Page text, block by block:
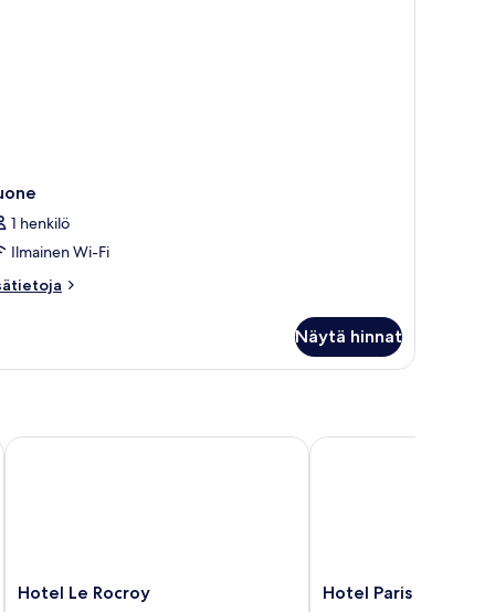
1 henkilö
Ilmainen Wi-Fi
Näytä hinnat
Hotel
Hotel Le Rocroy
Hotel Le Rocroy
Hotel
Hotel Paris La
Hotel Paris La Fayette